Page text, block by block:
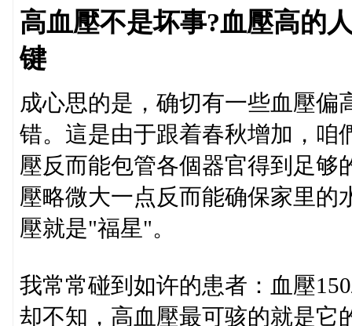
高血壓不是坏事?血壓高的
键
成心思的是，确切有一些血壓偏
错。這是由于跟着春秋增加，咱
壓反而能包管各個器官得到足够
壓略微大一点反而能确保家里的
壓就是"福星"。
我常常碰到如许的患者：血壓
却不知，高血壓最可骇的就是它